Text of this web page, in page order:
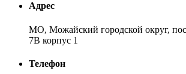
Адрес
МО, Можайский городской округ,
7В корпус 1
Телефон